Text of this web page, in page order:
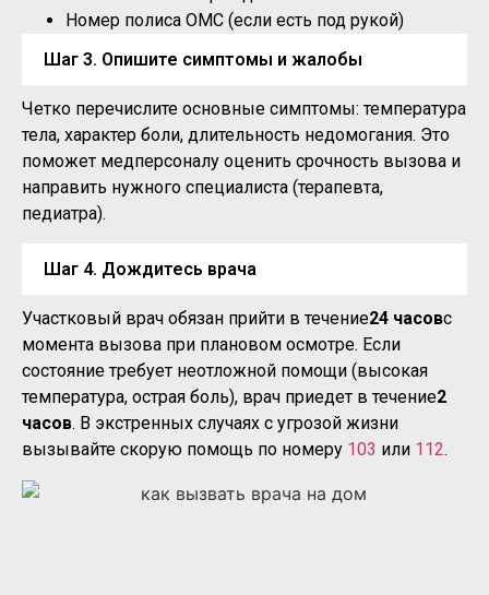
Номер полиса ОМС (если есть под рукой)
Шаг 3. Опишите симптомы и жалобы
Четко перечислите основные симптомы: температура
тела, характер боли, длительность недомогания. Это
поможет медперсоналу оценить срочность вызова и
направить нужного специалиста (терапевта,
педиатра).
Шаг 4. Дождитесь врача
Участковый врач обязан прийти в течение24 часовс
момента вызова при плановом осмотре. Если
состояние требует неотложной помощи (высокая
температура, острая боль), врач приедет в течение2
часов. В экстренных случаях с угрозой жизни
вызывайте скорую помощь по номеру 103 или 112.